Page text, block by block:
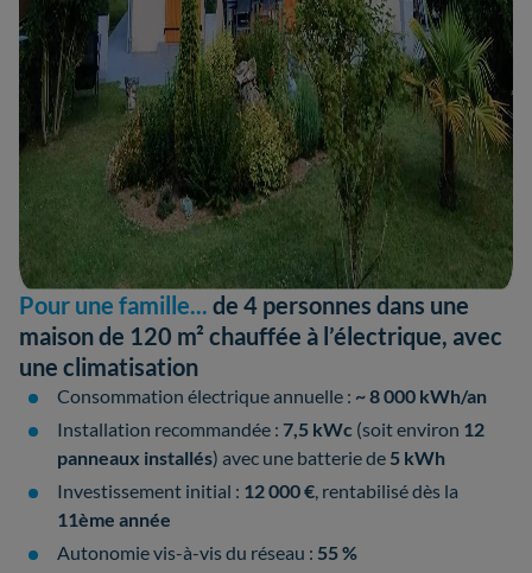
Pour une famille... de 4 personnes dans une
maison de 120 m² chauffée à l’électrique, avec
une climatisation
Consommation électrique annuelle : ~ 8 000 kWh/an
Installation recommandée : 7,5 kWc (soit environ 12
panneaux installés) avec une batterie de 5 kWh
Investissement initial : 12 000 €, rentabilisé dès la
11ème année
Autonomie vis-à-vis du réseau : 55 %